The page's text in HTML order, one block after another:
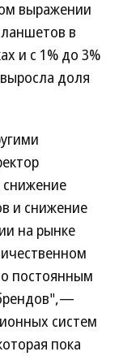
выражении
в
и с 1% до 3%
доля
снижение
и снижение
на рынке
постоянным
систем
пока